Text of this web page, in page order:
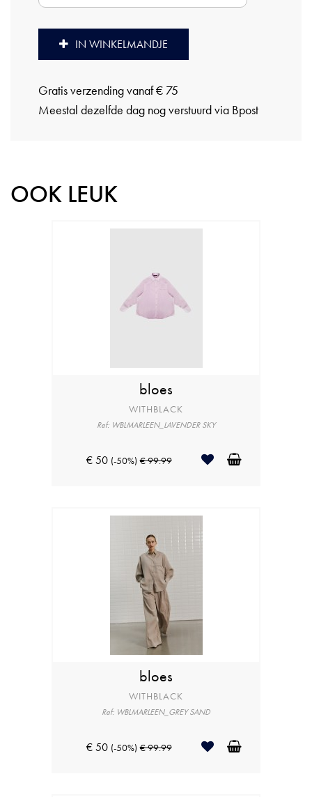
IN WINKELMANDJE
Gratis verzending vanaf € 75
Meestal dezelfde dag nog verstuurd via Bpost
OOK LEUK
bloes
WITHBLACK
Ref: WBLMARLEEN_LAVENDER SKY
€ 50 (-50%) € 99.99
bloes
WITHBLACK
Ref: WBLMARLEEN_GREY SAND
€ 50 (-50%) € 99.99